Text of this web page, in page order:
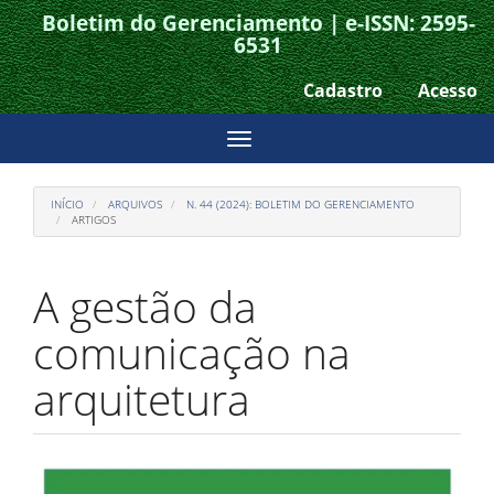
Acesso
rápido
para
conteúdo
da
página
Conteúdo
principal
Barra
Lateral
Boletim do Gerenciamento | e-ISSN: 2595-
6531
Cadastro Acesso
Toggle
navigation
INÍCIO ARQUIVOS
N. 44 (2024): BOLETIM DO GERENCIAMENTO
ARTIGOS
A gestão da
comunicação na
arquitetura
Barra